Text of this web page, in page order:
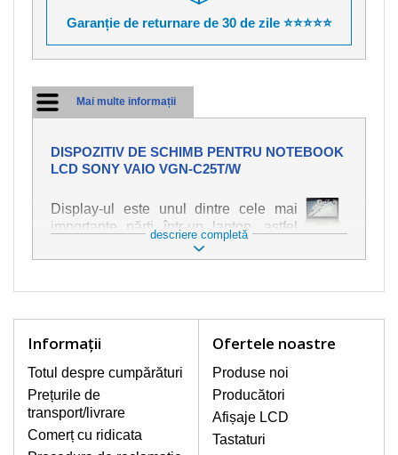
Garanție de returnare de 30 de zile ⭐⭐⭐⭐⭐
Mai multe informații
DISPOZITIV DE SCHIMB PENTRU NOTEBOOK
LCD SONY VAIO VGN-C25T/W
Display-ul este unul dintre cele mai
importante părți într-un laptop, astfel
încât ne străduim să oferim piese de
schimb de cea mai bună calitate.
ul cu cea mai mare atenție. Cele mai
natură mecanică, cum ar fi afișajul rupt
sau crăpat. În plus, dungile verticale,
afișajul neiluminat, luminozitatea
intermitentă sau neuniformă
descriere completă
Informaţii
Totul despre cumpărături
Prețurile de
transport/livrare
Comerț cu ridicata
Ofertele noastre
Produse noi
Producători
Afișaje LCD
Tastaturi